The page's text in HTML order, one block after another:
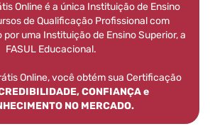
Online é a única Instituição de Ensino
de Qualificação Profissional com
uma Instituição de Ensino Superior, a
FASUL Educacional.
Online, você obtém sua Certificação
CONFIANÇA e
NO MERCADO.